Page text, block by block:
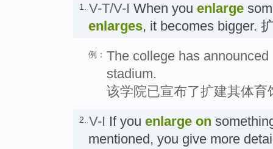
1. V-T/V-I When you enlarge
enlarges, it becomes bigger.
例： The college has
stadium.
该学院已宣布了扩建其体育
2. V-I If you enlarge on
mentioned, you give more